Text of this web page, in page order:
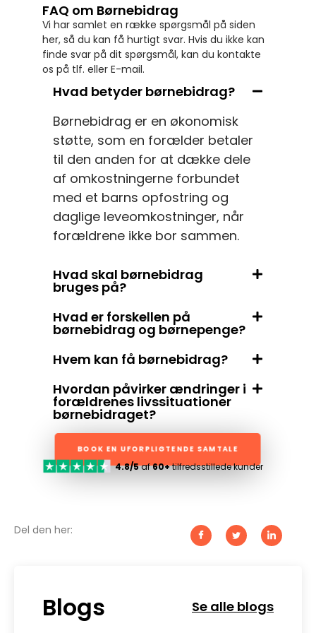
FAQ om Børnebidrag
Vi har samlet en række spørgsmål på siden
her, så du kan få hurtigt svar. Hvis du ikke kan
finde svar på dit spørgsmål, kan du kontakte
os på tlf. eller E-mail.
Hvad betyder børnebidrag?
Børnebidrag er en økonomisk
støtte, som en forælder betaler
til den anden for at dække dele
af omkostningerne forbundet
med et barns opfostring og
daglige leveomkostninger, når
forældrene ikke bor sammen.
Hvad skal børnebidrag
bruges på?
Hvad er forskellen på
børnebidrag og børnepenge?
Hvem kan få børnebidrag?
Hvordan påvirker ændringer i
forældrenes livssituationer
børnebidraget?
BOOK EN UFORPLIGTENDE SAMTALE
4.8/5af60+tilfredsstillede kunder
Del den her:
Blogs Se alle blogs